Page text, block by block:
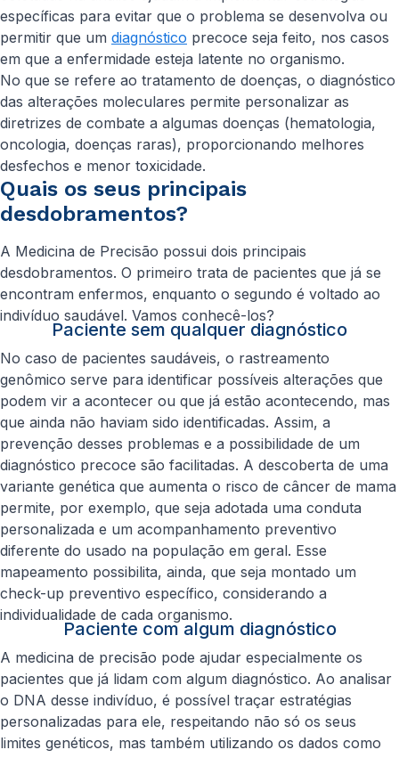
específicas para evitar que o problema se desenvolva ou
permitir que um diagnóstico precoce seja feito, nos casos
em que a enfermidade esteja latente no organismo.
No que se refere ao tratamento de doenças, o diagnóstico
das alterações moleculares permite personalizar as
diretrizes de combate a algumas doenças (hematologia,
oncologia, doenças raras), proporcionando melhores
desfechos e menor toxicidade.
Quais os seus principais
desdobramentos?
A Medicina de Precisão possui dois principais
desdobramentos. O primeiro trata de pacientes que já se
encontram enfermos, enquanto o segundo é voltado ao
indivíduo saudável. Vamos conhecê-los?
Paciente sem qualquer diagnóstico
No caso de pacientes saudáveis, o rastreamento
genômico serve para identificar possíveis alterações que
podem vir a acontecer ou que já estão acontecendo, mas
que ainda não haviam sido identificadas. Assim, a
prevenção desses problemas e a possibilidade de um
diagnóstico precoce são facilitadas. A descoberta de uma
variante genética que aumenta o risco de câncer de mama
permite, por exemplo, que seja adotada uma conduta
personalizada e um acompanhamento preventivo
diferente do usado na população em geral. Esse
mapeamento possibilita, ainda, que seja montado um
check-up preventivo específico, considerando a
individualidade de cada organismo.
Paciente com algum diagnóstico
A medicina de precisão pode ajudar especialmente os
pacientes que já lidam com algum diagnóstico. Ao analisar
o DNA desse indivíduo, é possível traçar estratégias
personalizadas para ele, respeitando não só os seus
limites genéticos, mas também utilizando os dados como